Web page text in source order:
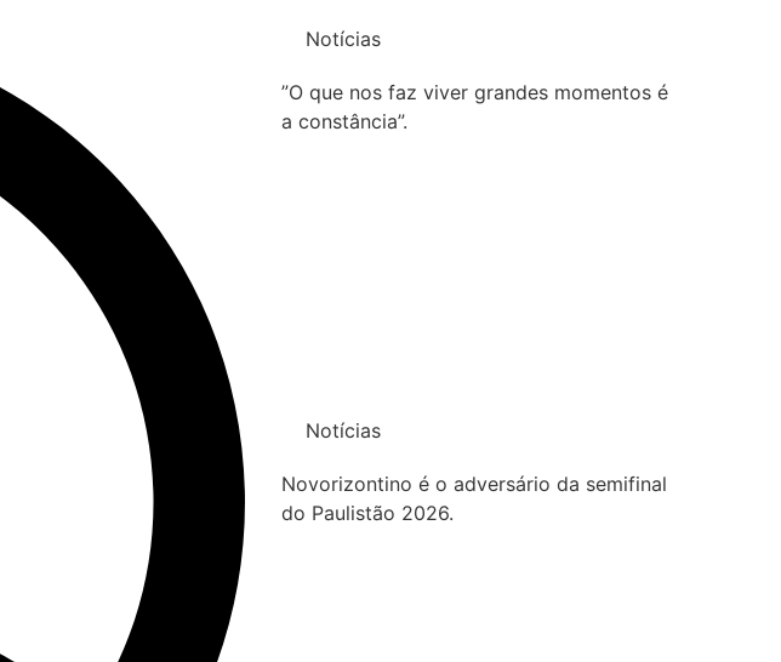
Notícias
”O que nos faz viver grandes momentos é
a constância”.
Notícias
Novorizontino é o adversário da semifinal
do Paulistão 2026.